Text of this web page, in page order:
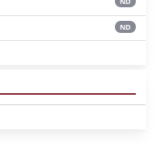
ND